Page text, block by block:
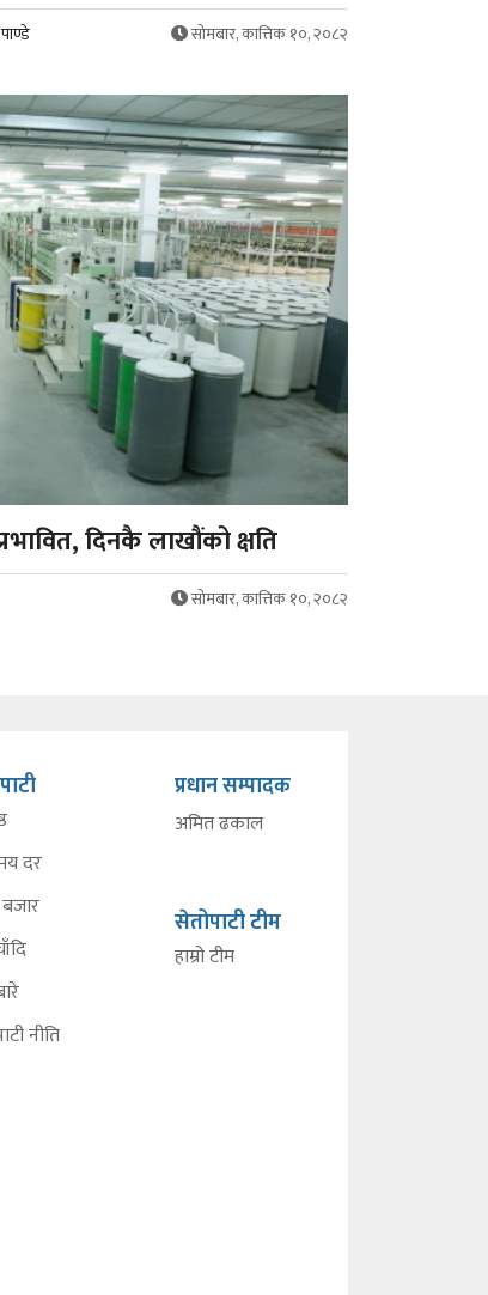
सोमबार, कात्तिक १०, २०८२
दिनकै लाखौंको क्षति
सोमबार, कात्तिक १०, २०८२
दर
नीति
प्रधान सम्पादक
अमित ढकाल
सेतोपाटी टीम
हाम्रो टीम